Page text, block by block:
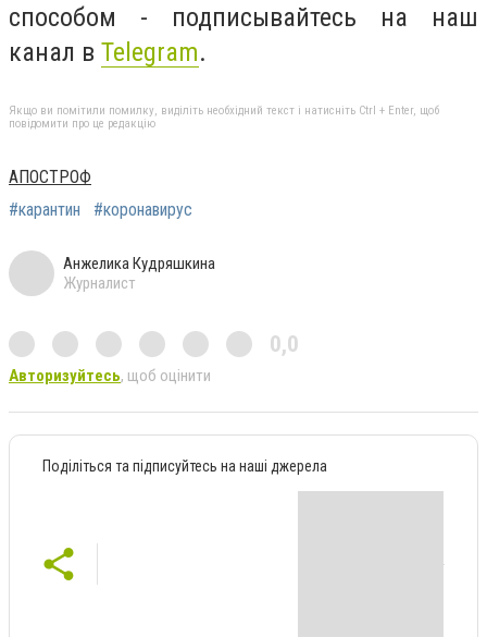
способом - подписывайтесь на наш
канал в Telegram.
Якщо ви помітили помилку, виділіть необхідний текст і натисніть Ctrl + Enter, щоб
повідомити про це редакцію
АПОСТРОФ
#карантин
#коронавирус
Анжелика Кудряшкина
Журналист
0,0
Авторизуйтесь, щоб оцінити
Поділіться та підписуйтесь на наші джерела